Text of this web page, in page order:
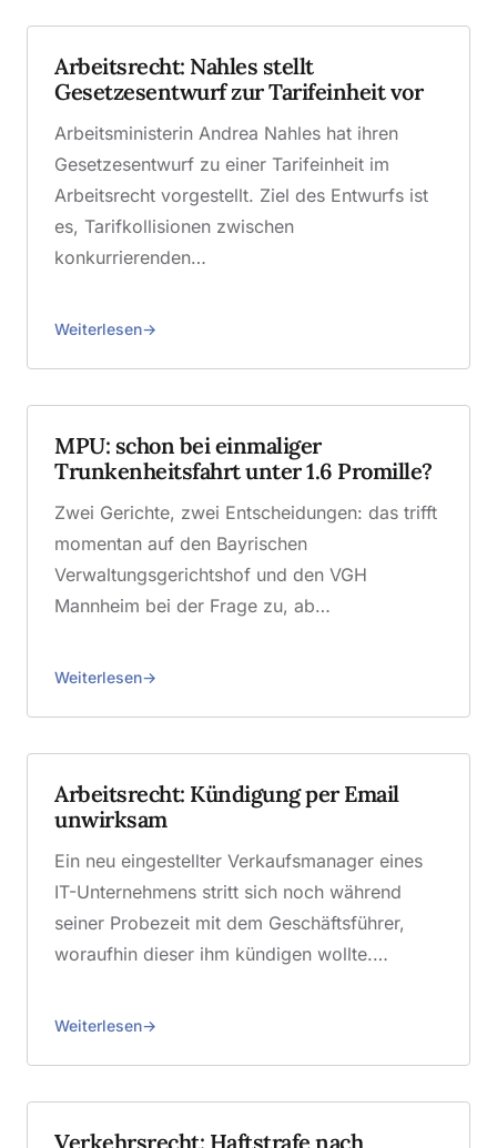
Arbeitsrecht: Nahles stellt
Gesetzesentwurf zur Tarifeinheit vor
Arbeitsministerin Andrea Nahles hat ihren
Gesetzesentwurf zu einer Tarifeinheit im
Arbeitsrecht vorgestellt. Ziel des Entwurfs ist
es, Tarifkollisionen zwischen
konkurrierenden…
Weiterlesen
MPU: schon bei einmaliger
Trunkenheitsfahrt unter 1.6 Promille?
Zwei Gerichte, zwei Entscheidungen: das trifft
momentan auf den Bayrischen
Verwaltungsgerichtshof und den VGH
Mannheim bei der Frage zu, ab…
Weiterlesen
Arbeitsrecht: Kündigung per Email
unwirksam
Ein neu eingestellter Verkaufsmanager eines
IT-Unternehmens stritt sich noch während
seiner Probezeit mit dem Geschäftsführer,
woraufhin dieser ihm kündigen wollte.…
Weiterlesen
Verkehrsrecht: Haftstrafe nach